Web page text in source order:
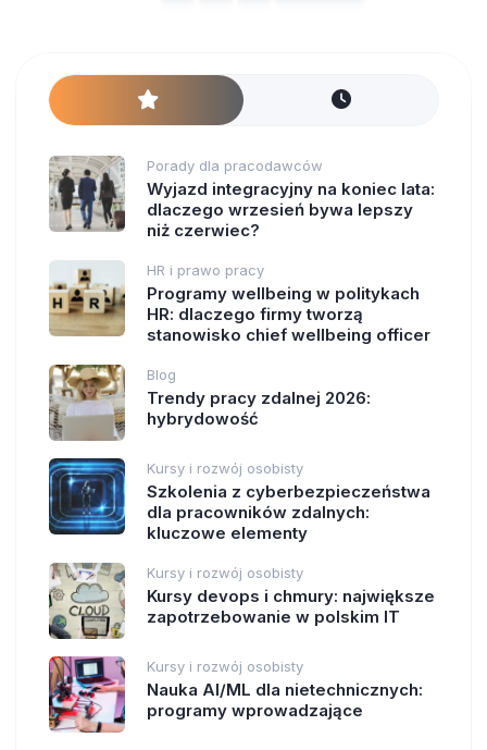
Porady dla pracodawców
Wyjazd integracyjny na koniec lata:
dlaczego wrzesień bywa lepszy
niż czerwiec?
HR i prawo pracy
Programy wellbeing w politykach
HR: dlaczego firmy tworzą
stanowisko chief wellbeing officer
Blog
Trendy pracy zdalnej 2026:
hybrydowość
Kursy i rozwój osobisty
Szkolenia z cyberbezpieczeństwa
dla pracowników zdalnych:
kluczowe elementy
Kursy i rozwój osobisty
Kursy devops i chmury: największe
zapotrzebowanie w polskim IT
Kursy i rozwój osobisty
Nauka AI/ML dla nietechnicznych:
programy wprowadzające